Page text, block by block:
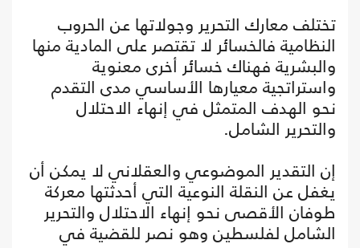
تختلف معارك التحرير وجولاتها عن الحروب
النظامية فالخسائر لا تقتصر على المادية منها
والبشرية فهناك خسائر أخرى معنوية
واستراتجية معيارها الأساسي مدى التقدم
نحو الهدف المتمثل في إنهاء الاحتلال
والتحرير الشامل.
إن التقدير الموضوعي والعقلاني لا يمكن أن
يغفل عن النقلة النوعية التي أحدثتها معركة
طوفان الأقصى نحو إنهاء الاحتلال والتحرير
الشامل لفلسطين وهو نصر للقضية في